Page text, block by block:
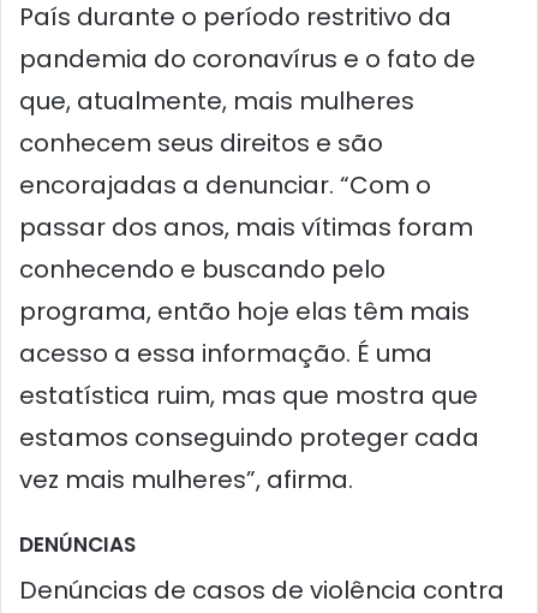
País durante o período restritivo da
pandemia do coronavírus e o fato de
que, atualmente, mais mulheres
conhecem seus direitos e são
encorajadas a denunciar. “Com o
passar dos anos, mais vítimas foram
conhecendo e buscando pelo
programa, então hoje elas têm mais
acesso a essa informação. É uma
estatística ruim, mas que mostra que
estamos conseguindo proteger cada
vez mais mulheres”, afirma.
DENÚNCIAS
Denúncias de casos de violência contra